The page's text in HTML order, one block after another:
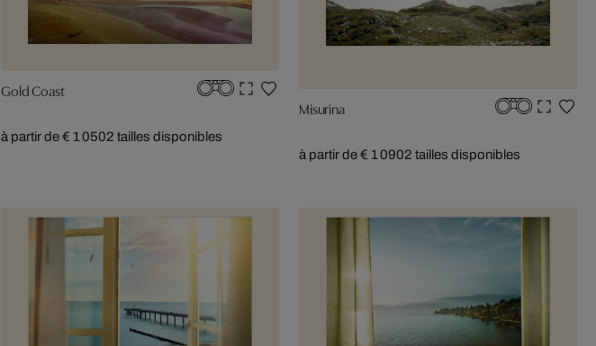
Gold Coast
à partir de € 1 0502 tailles disponibles
Misurina
à partir de € 1 0902 tailles disponibles